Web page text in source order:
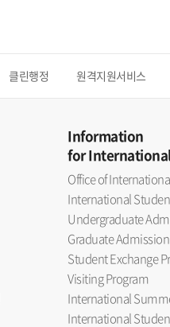
클린행정 원격지원서비스
Information
for
Office of
International
Undergraduate
Graduate Admission
Student Exchange
Visiting Program
International
International